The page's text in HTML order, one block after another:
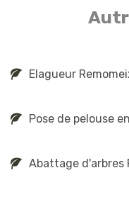
Elagueur
Pose de pelouse
Abattage d'arbres